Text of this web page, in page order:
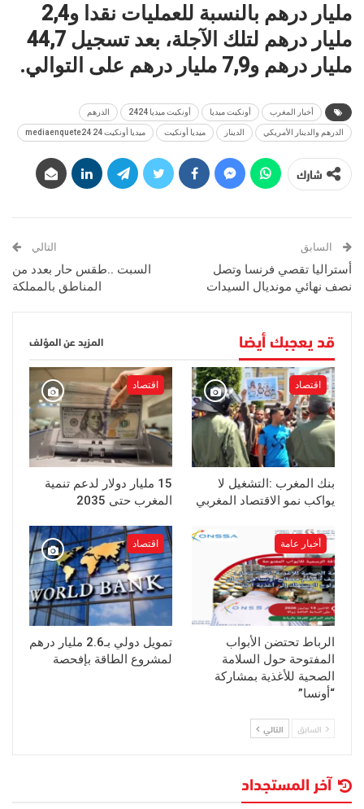
مليار درهم بالنسبة للعمليات نقدا و2,4
مليار درهم لتلك الآجلة، بعد تسجيل 44,7
مليار درهم و7,9 مليار درهم على التوالي.
أخبار المغرب أونكيت ميديا أونكيت ميديا 2424 الدرهم
الدرهم والدينار الأمريكي الدينار ميديا أونكيت ميديا أونكيت 24 mediaenquete24
شارك
السابق
أستراليا تقصي فرنسا وتصل
نصف نهائي مونديال السيدات
التالي
السبت ..طقس حار بعدد من
المناطق بالمملكة
قد يعجبك أيضا المزيد عن المؤلف
اقتصاد
بنك المغرب :التشغيل لا
يواكب نمو الاقتصاد المغربي
اقتصاد
15 مليار دولار لدعم تنمية
المغرب حتى 2035
أخبار عامة
الرباط تحتضن الأبواب
المفتوحة حول السلامة
الصحية للأغذية بمشاركة
“أونسا”
اقتصاد
تمويل دولي بـ2.6 مليار درهم
لمشروع الطاقة بإفحصة
السابق التالي
آخر المستجداد